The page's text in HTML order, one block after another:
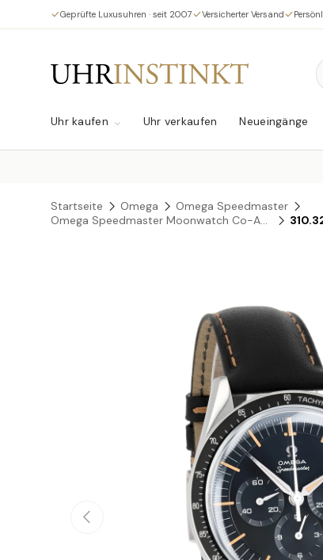
Direkt zum Inhalt
Geprüfte Luxusuhren · seit 2007 Versicherter Versand
Uhr kaufen Uhr verkaufen Neueingänge
Startseite Omega
Omega Speedmaster
Omega Speedmaster Moonwatch Co-Axial Chronograph
Zu Produktinformationen springen
Vorherige